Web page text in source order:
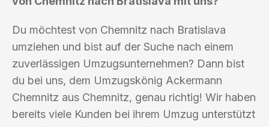
Du möchtest von Chemnitz nach Bratislava
umziehen und bist auf der Suche nach einem
zuverlässigen Umzugsunternehmen? Dann bist
du bei uns, dem Umzugskönig Ackermann
Chemnitz aus Chemnitz, genau richtig! Wir haben
bereits viele Kunden bei ihrem Umzug unterstützt